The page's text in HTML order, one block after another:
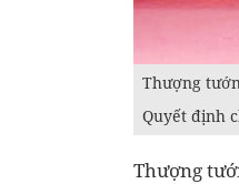
Thượng
Quyết định
Thượng